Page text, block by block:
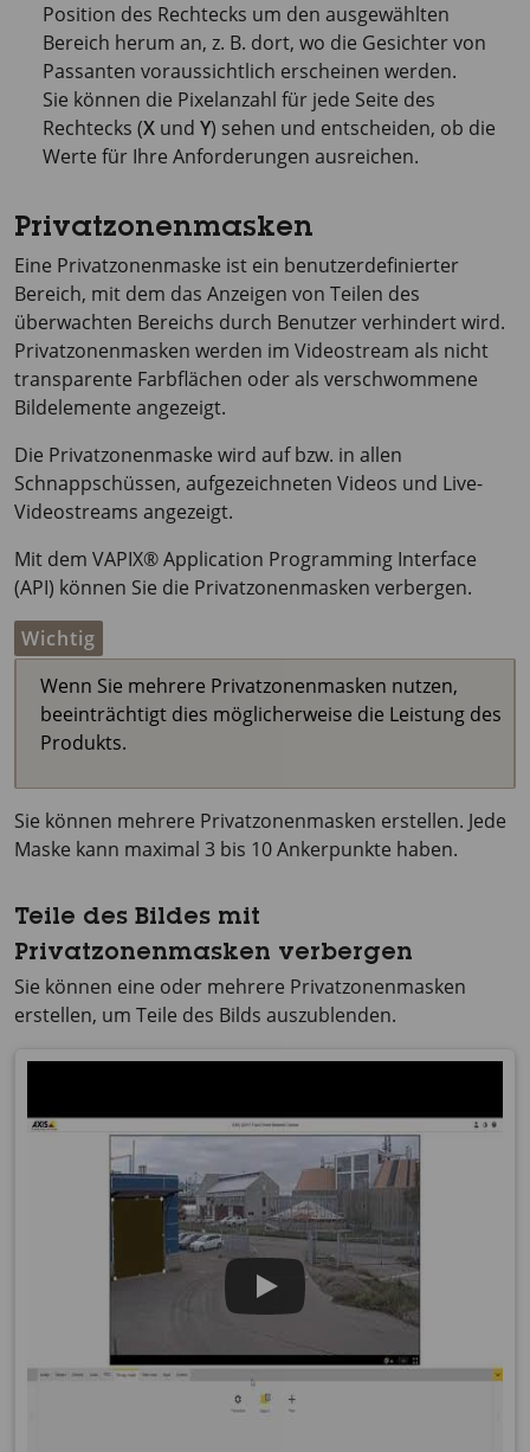
Position des Rechtecks um den ausgewählten
Bereich herum an, z. B. dort, wo die Gesichter von
Passanten voraussichtlich erscheinen werden.
Sie können die Pixelanzahl für jede Seite des
Rechtecks (X und Y) sehen und entscheiden, ob die
Werte für Ihre Anforderungen ausreichen.
Privatzonenmasken
Eine Privatzonenmaske ist ein benutzerdefinierter
Bereich, mit dem das Anzeigen von Teilen des
überwachten Bereichs durch Benutzer verhindert wird.
Privatzonenmasken werden im Videostream als nicht
transparente Farbflächen oder als verschwommene
Bildelemente angezeigt.
Die Privatzonenmaske wird auf bzw. in allen
Schnappschüssen, aufgezeichneten Videos und Live-
Videostreams angezeigt.
Mit dem VAPIX® Application Programming Interface
(API) können Sie die Privatzonenmasken verbergen.
Wichtig
Wenn Sie mehrere Privatzonenmasken nutzen,
beeinträchtigt dies möglicherweise die Leistung des
Produkts.
Sie können mehrere Privatzonenmasken erstellen. Jede
Maske kann maximal 3 bis 10 Ankerpunkte haben.
Teile des Bildes mit
Privatzonenmasken verbergen
Sie können eine oder mehrere Privatzonenmasken
erstellen, um Teile des Bilds auszublenden.